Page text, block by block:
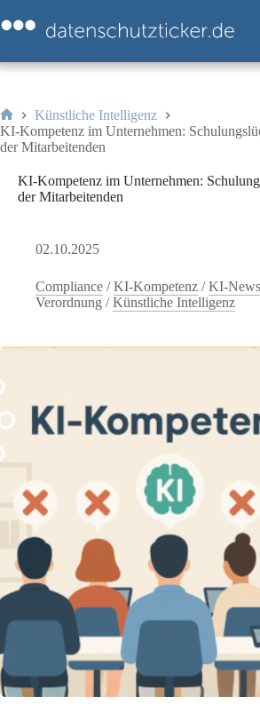
Inhalt
springen
Start
Künstliche Intelligenz
KI-Kompetenz im Unternehmen:
der Mitarbeitenden
KI-Kompetenz im Unternehmen:
der Mitarbeitenden
02.10.2025
Compliance /KI-Kompetenz /KI-News
Verordnung /Künstliche Intelligenz